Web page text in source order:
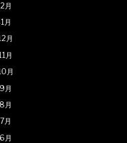
月
月
月
月
月
月
月
月
月